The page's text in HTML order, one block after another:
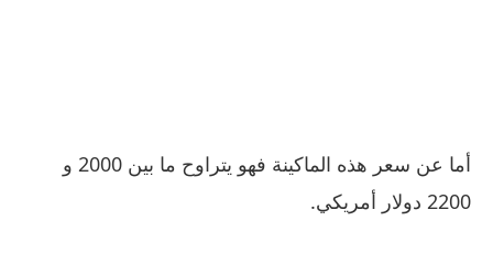
أما عن سعر هذه الماكينة فهو يتراوح ما بين 2000 و
2200 دولار أمريكي.